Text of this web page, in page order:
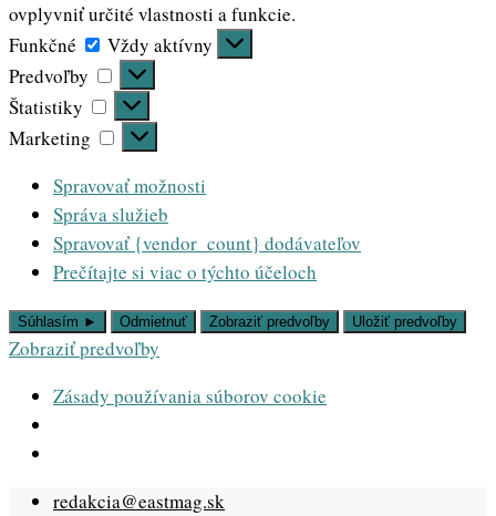
ovplyvniť určité vlastnosti a funkcie.
Funkčné
Funkčné
Vždy aktívny
Predvoľby
Predvoľby
Štatistiky
Štatistiky
Marketing
Marketing
Spravovať možnosti
Správa služieb
Spravovať {vendor_count} dodávateľov
Prečítajte si viac o týchto účeloch
Súhlasím ► Odmietnuť Zobraziť predvoľby Uložiť predvoľby
Zobraziť predvoľby
Zásady používania súborov cookie
Skip redakcia@eastmag.sk